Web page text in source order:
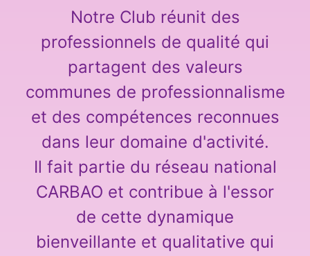
Notre Club réunit des
professionnels de qualité qui
partagent des valeurs
communes de professionnalisme
et des compétences reconnues
dans leur domaine d'activité.
Il fait partie du réseau national
CARBAO et contribue à l'essor
de cette dynamique
bienveillante et qualitative qui